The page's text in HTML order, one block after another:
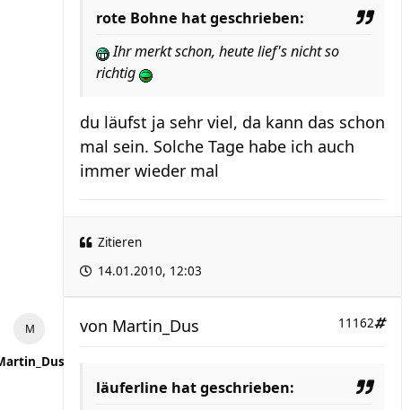
rote Bohne hat geschrieben:
Ihr merkt schon, heute lief's nicht so
richtig
du läufst ja sehr viel, da kann das schon
mal sein. Solche Tage habe ich auch
immer wieder mal
Zitieren
14.01.2010, 12:03
11162
von Martin_Dus
läuferline hat geschrieben: